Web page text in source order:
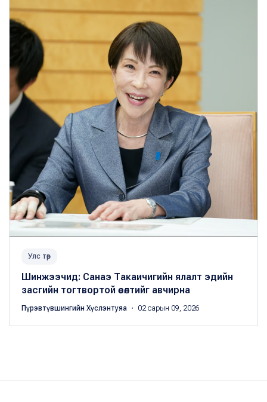
Улс төр
Шинжээчид: Санаэ Такаичигийн ялалт эдийн
засгийн тогтвортой өсөлтийг авчирна
Пүрэвтүвшингийн Хүслэнтуяа ・ 02 сарын 09, 2026